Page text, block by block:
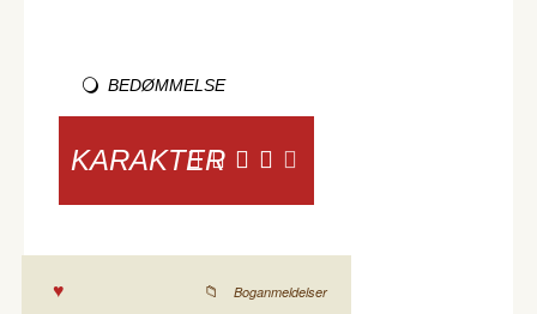
BEDØMMELSE
KARAKTER
Boganmeldelser